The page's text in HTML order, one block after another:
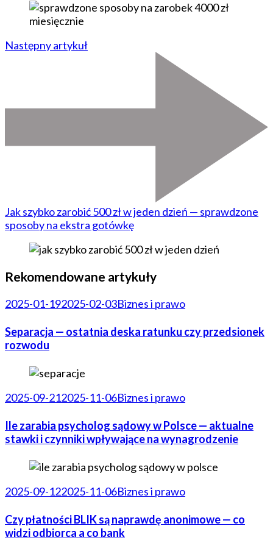
Następny artykuł
Jak szybko zarobić 500 zł w jeden dzień — sprawdzone
sposoby na ekstra gotówkę
Rekomendowane artykuły
2025-01-192025-02-03Biznes i prawo
Separacja — ostatnia deska ratunku czy przedsionek
rozwodu
2025-09-212025-11-06Biznes i prawo
Ile zarabia psycholog sądowy w Polsce — aktualne
stawki i czynniki wpływające na wynagrodzenie
2025-09-122025-11-06Biznes i prawo
Czy płatności BLIK są naprawdę anonimowe — co
widzi odbiorca a co bank